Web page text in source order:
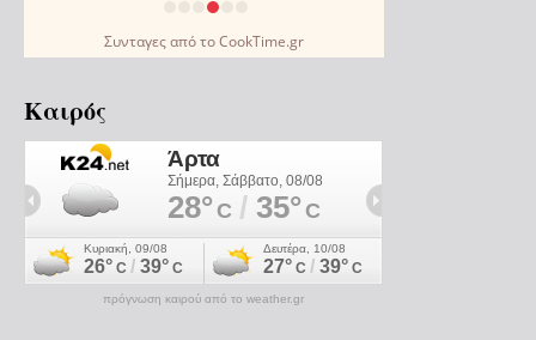
Συνταγεςαπό τοCookTime.gr
Καιρός
πρόγνωση καιρού από το weather.gr